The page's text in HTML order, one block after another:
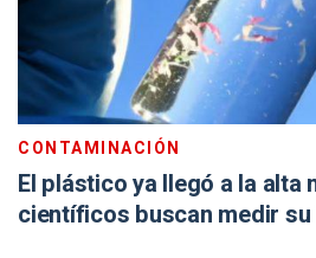
CONTAMINACIÓN
El plástico ya llegó a la alta
científicos buscan medir